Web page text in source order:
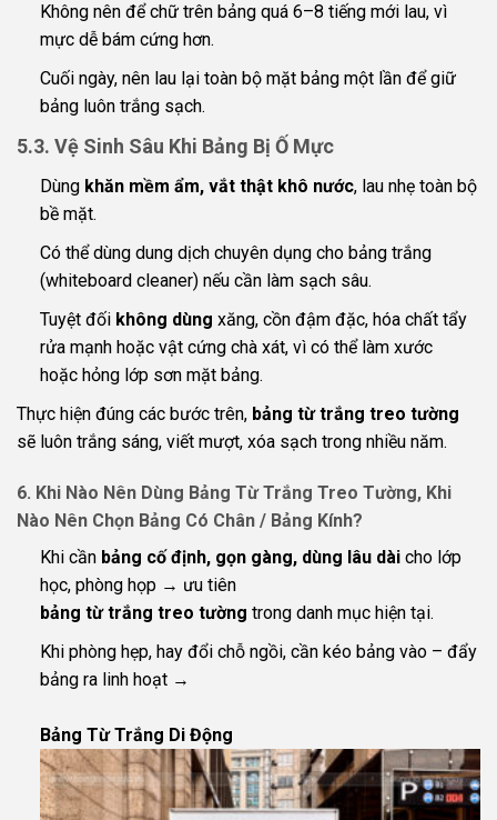
Không nên để chữ trên bảng quá 6–8 tiếng mới lau, vì
mực dễ bám cứng hơn.
Cuối ngày, nên lau lại toàn bộ mặt bảng một lần để giữ
bảng luôn trắng sạch.
5.3. Vệ Sinh Sâu Khi Bảng Bị Ố Mực
Dùng khăn mềm ẩm, vắt thật khô nước, lau nhẹ toàn bộ
bề mặt.
Có thể dùng dung dịch chuyên dụng cho bảng trắng
(whiteboard cleaner) nếu cần làm sạch sâu.
Tuyệt đối không dùng xăng, cồn đậm đặc, hóa chất tẩy
rửa mạnh hoặc vật cứng chà xát, vì có thể làm xước
hoặc hỏng lớp sơn mặt bảng.
Thực hiện đúng các bước trên, bảng từ trắng treo tường
sẽ luôn trắng sáng, viết mượt, xóa sạch trong nhiều năm.
6. Khi Nào Nên Dùng Bảng Từ Trắng Treo Tường, Khi
Nào Nên Chọn Bảng Có Chân / Bảng Kính?
Khi cần bảng cố định, gọn gàng, dùng lâu dàicho lớp
học, phòng họp → ưu tiên
bảng từ trắng treo tường trong danh mục hiện tại.
Khi phòng hẹp, hay đổi chỗ ngồi, cần kéo bảng vào – đẩy
bảng ra linh hoạt →
Bảng Từ Trắng Di Động